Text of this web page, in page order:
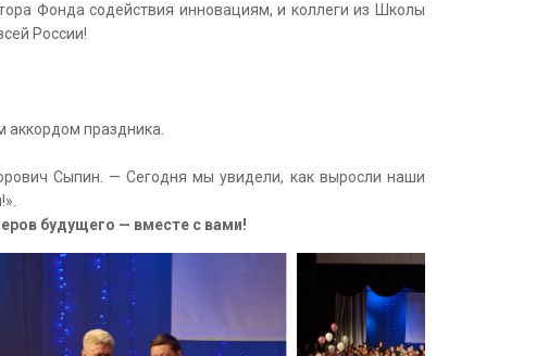
Фонда содействия инновациям, и коллеги из Школы
России!
праздника.
Сыпин. — Сегодня мы увидели, как выросли наши
будущего — вместе с вами!